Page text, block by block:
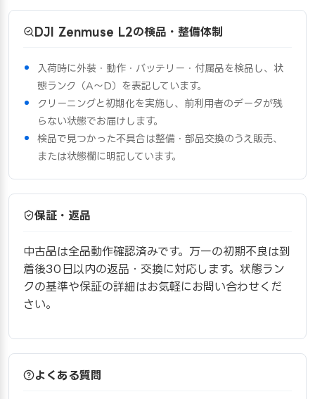
DJI Zenmuse L2の検品・整備体制
入荷時に外装・動作・バッテリー・付属品を検品し、状
態ランク（A〜D）を表記しています。
クリーニングと初期化を実施し、前利用者のデータが残
らない状態でお届けします。
検品で見つかった不具合は整備・部品交換のうえ販売、
または状態欄に明記しています。
保証・返品
中古品は全品動作確認済みです。万一の初期不良は到
着後30日以内の返品・交換に対応します。状態ラン
クの基準や保証の詳細はお気軽にお問い合わせくだ
さい。
よくある質問